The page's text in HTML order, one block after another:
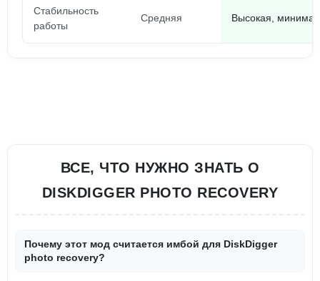
Стабильность
работы
Средняя Высокая,
ВСЕ, ЧТО НУЖНО ЗНАТЬ О
DISKDIGGER PHOTO RECOVERY
Почему этот мод считается имбой для DiskDigger
photo recovery?